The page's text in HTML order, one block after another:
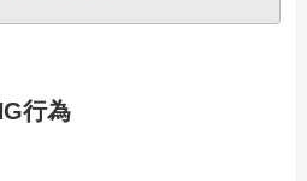
行為